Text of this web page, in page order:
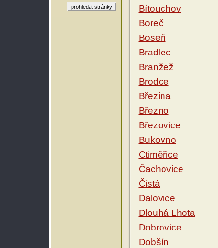
Bítouchov
Boreč
Boseň
Bradlec
Branžež
Brodce
Březina
Březno
Březovice
Bukovno
Ctiměřice
Čachovice
Čistá
Dalovice
Dlouhá Lhota
Dobrovice
Dobšín